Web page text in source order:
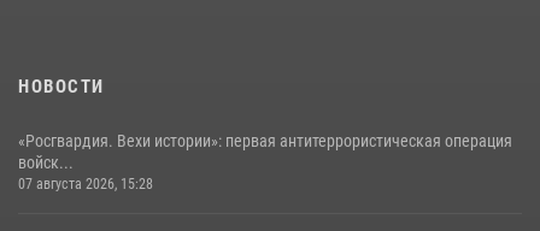
НОВОСТИ
«Росгвардия. Вехи истории»: первая антитеррористическая операция
войск...
07 августа 2026, 15:28